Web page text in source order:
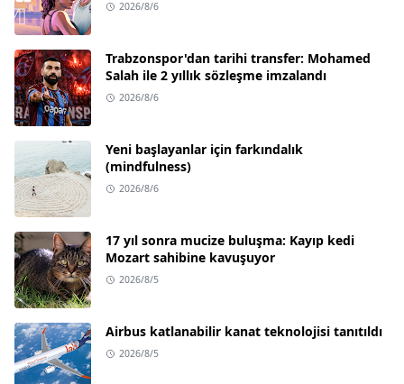
2026/8/6
Trabzonspor'dan tarihi transfer: Mohamed
Salah ile 2 yıllık sözleşme imzalandı
2026/8/6
Yeni başlayanlar için farkındalık
(mindfulness)
2026/8/6
17 yıl sonra mucize buluşma: Kayıp kedi
Mozart sahibine kavuşuyor
2026/8/5
Airbus katlanabilir kanat teknolojisi tanıtıldı
2026/8/5